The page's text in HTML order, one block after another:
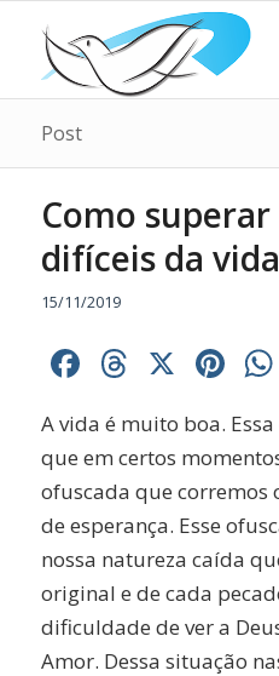
Post
Como
difíceis da
15/11/2019
Facebook
Threads
X
A vida é muito boa.
que em certos
ofuscada que corremos
de esperança. Esse
nossa natureza caída
original e de cada
dificuldade de ver a
Amor. Dessa situação